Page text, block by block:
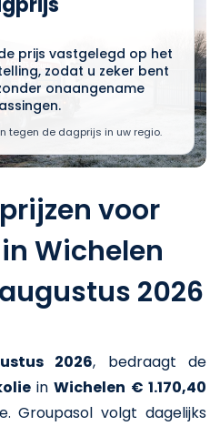
prijs vastgelegd op het
zodat u zeker bent
onaangename
tegen de dagprijs in uw regio.
voor
Wichelen
2026
2026, bedraagt de
in Wichelen € 1.170,40
. Groupasol volgt dagelijks